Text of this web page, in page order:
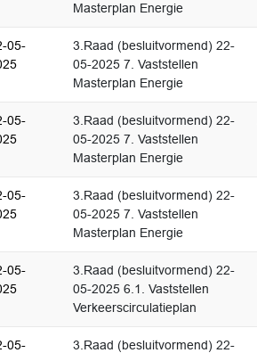
Masterplan Energie
05-
3.Raad (besluitvormend) 22-
05-2025 7. Vaststellen
Masterplan Energie
05-
3.Raad (besluitvormend) 22-
05-2025 7. Vaststellen
Masterplan Energie
05-
3.Raad (besluitvormend) 22-
05-2025 7. Vaststellen
Masterplan Energie
05-
3.Raad (besluitvormend) 22-
05-2025 6.1. Vaststellen
Verkeerscirculatieplan
05-
3.Raad (besluitvormend) 22-